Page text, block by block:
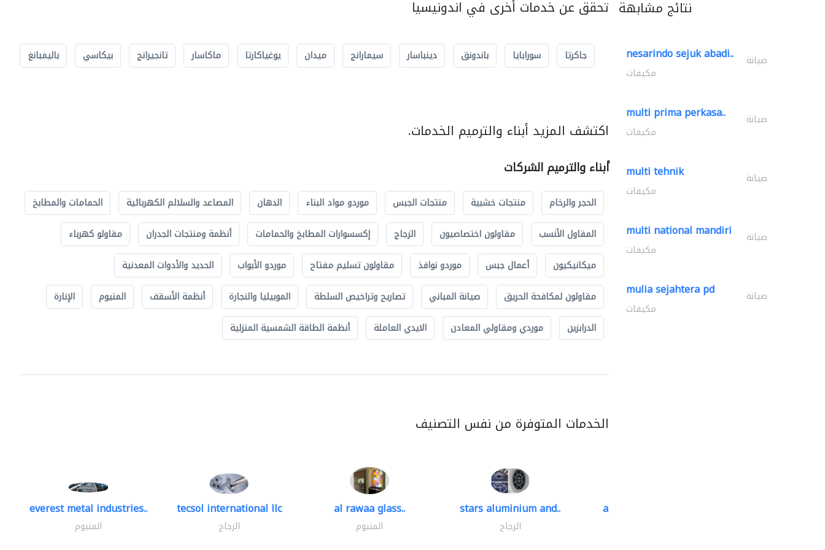
تحقق عن خدمات أخرى في اندونيسيا
جاكرتا سورابايا باندونق دينباسار سيمارانج ميدان يوغياكارتا ماكاسار تانجيرانج بيكاسي باليمبانغ
اكتشف المزيد أبناء والترميم الخدمات.
أبناء والترميم الشركات
الحجر والرخام منتجات خشبية منتجات الجبس موردو مواد البناء الدهان المصاعد والسلالم الكهربائية
الحمامات والمطابخ
المقاول الأنسب
مقاولون اختصاصيون الزجاج إكسسوارات المطابخ والحمامات أنظمة ومنتجات الجدران
مقاولو كهرباء
ميكانيكيون
أعمال جبس موردو نوافذ مقاولون تسليم مفتاح موردو الأبواب
الحديد والأدوات المعدنية
مقاولون لمكافحة الحريق
صيانة المباني تصاريح وتراخيص السلطة الموبيليا والنجارة أنظمة الأسقف المنيوم
الإنارة
الدرابزين
موردي ومقاولي المعادن الايدي العاملة أنظمة الطاقة الشمسية المنزلية
الخدمات المتوفرة من نفس التصنيف
everest metal industries..
المنيوم
tecsol international llc
الزجاج
al rawaa glass..
المنيوم
stars aluminium and..
الزجاج
al barary aluminum..
نتائج مشابهة
nesarindo sejuk abadi.. صيانة
مكيفات
multi prima perkasa.. صيانة
مكيفات
multi tehnik صيانة
مكيفات
multi national mandiri صيانة
مكيفات
mulia sejahtera pd صيانة
مكيفات